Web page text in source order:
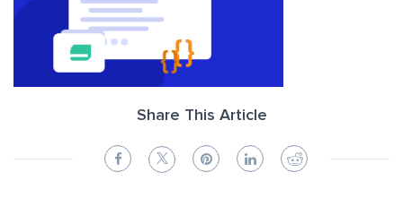
Share This Article